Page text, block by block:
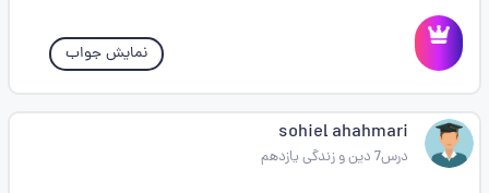
نمایش جواب
sohiel ahahmari
درس7 دین و زندگی یازدهم